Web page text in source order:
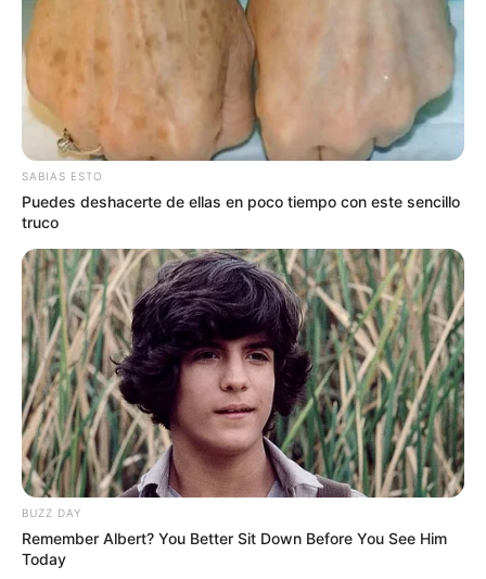
SABIAS ESTO
Puedes deshacerte de ellas en poco tiempo con este sencillo
truco
BUZZ DAY
Remember Albert? You Better Sit Down Before You See Him
Today